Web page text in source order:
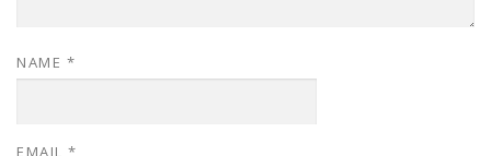
NAME *
EMAIL *